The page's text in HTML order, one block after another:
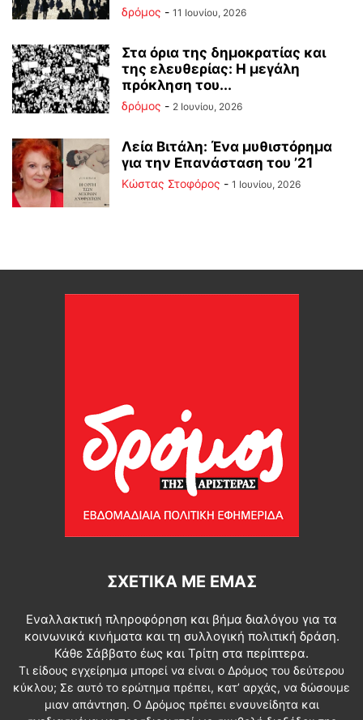
δρόμος - 11 Ιουνίου, 2026
Στα όρια της δημοκρατίας και
της ελευθερίας: Η μεγάλη
πρόκληση του...
δρόμος - 2 Ιουνίου, 2026
Λεία Βιτάλη: Ένα μυθιστόρημα
για την Επανάσταση του ’21
Κώστας Στοφόρος - 1 Ιουνίου, 2026
ΣΧΕΤΙΚΆ ΜΕ ΕΜΆΣ
Εναλλακτική πληροφόρηση και βήμα διαλόγου για τα
κοινωνικά κινήματα και τη συλλογική πολιτική δράση.
Κάθε Σάββατο έως και Τρίτη στα περίπτερα.
Τι είδους εγχείρημα μπορεί να είναι ο Δρόμος του δεύτερου
κύκλου; Σε αυτό το ερώτημα πρέπει, κατ’ αρχάς, να δώσουμε
μιαν απάντηση. Ο Δρόμος πρέπει ενσυνείδητα και